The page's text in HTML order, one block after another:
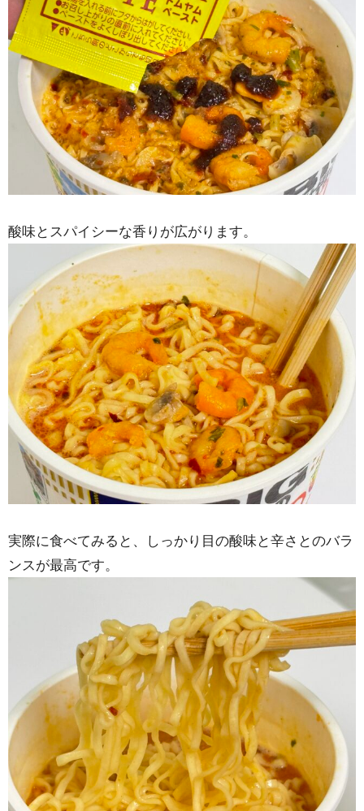
酸味とスパイシーな香りが広がります。
実際に食べてみると、しっかり目の酸味と辛さとのバラ
ンスが最高です。